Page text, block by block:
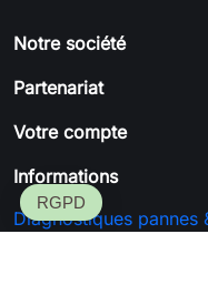
Notre société
Partenariat
Votre compte
Informations
Diagnostiques pannes